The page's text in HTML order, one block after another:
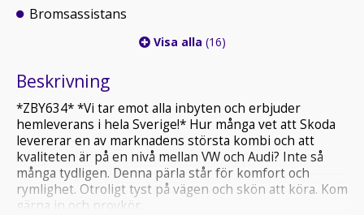
Bromsassistans
Visa alla (16)
Beskrivning
*ZBY634* *Vi tar emot alla inbyten och erbjuder
hemleverans i hela Sverige!* Hur många vet att Skoda
levererar en av marknadens största kombi och att
kvaliteten är på en nivå mellan VW och Audi? Inte så
många tydligen. Denna pärla står för komfort och
rymlighet. Otroligt tyst på vägen och skön att köra. Kom
gärna in och provkör.